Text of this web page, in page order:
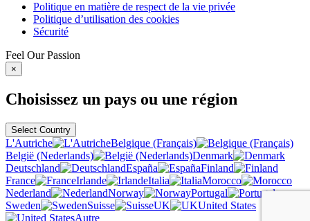
Politique en matière de respect de la vie privée
Politique d’utilisation des cookies
Sécurité
Feel Our Passion
×
Choisissez un pays ou une région
Select Country
L'Autriche
Belgique (Français)
België (Nederlands)
Denmark
Deutschland
España
Finland
France
Irlande Italia
Morocco
Nederland
Norway
Portugal
Sweden
Suisse UK
United States
Autre